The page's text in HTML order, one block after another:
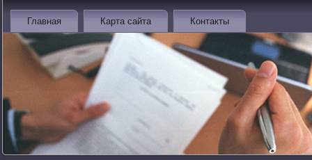
Главная Карта сайта Контакты